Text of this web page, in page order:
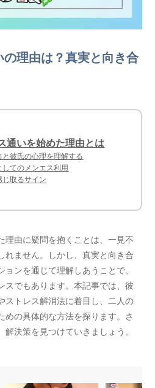
理由は？真実と向き合
通いを始めた理由とは
彼氏の心理を理解する
てのメンエス利用
取るサイン
理由に疑問を抱くことは、一見不
れません。しかし、真実と向き合
ンを通じて理解しあうことで、
スでもあります。本記事では、彼
ストレス解消法に着目し、二人の
めの具体的な方法を探ります。さ
決策を見つけていきましょう。